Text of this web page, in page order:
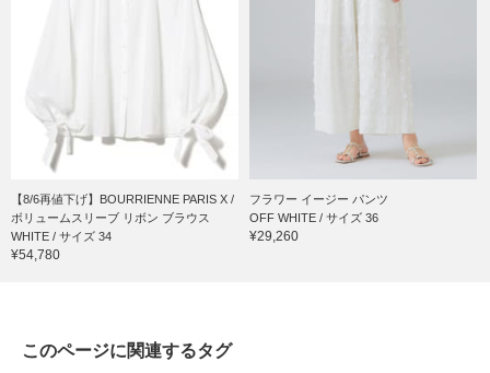
【8/6再値下げ】BOURRIENNE PARIS X /
ボリュームスリーブ リボン ブラウス
WHITE / サイズ 34
¥54,780
フラワー イージー パンツ
OFF WHITE / サイズ 36
¥29,260
このページに関連するタグ